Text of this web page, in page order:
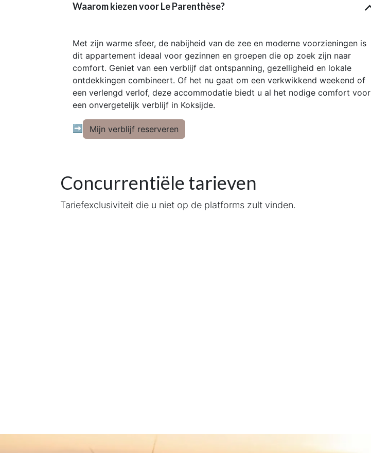
Waarom kiezen voor Le Parenthèse?
Met zijn warme sfeer, de nabijheid van de zee en moderne voorzieningen is
dit appartement ideaal voor gezinnen en groepen die op zoek zijn naar
comfort. Geniet van een verblijf dat ontspanning, gezelligheid en lokale
ontdekkingen combineert. Of het nu gaat om een verkwikkend weekend of
een verlengd verlof, deze accommodatie biedt u al het nodige comfort voor
een onvergetelijk verblijf in Koksijde.
➡ Mijn verblijf reserveren
Concurrentiële tarieven
Tariefexclusiviteit die u niet op de platforms zult vinden.